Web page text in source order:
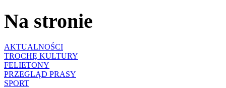
Na stronie
AKTUALNOŚCI
TROCHĘ KULTURY
FELIETONY
PRZEGLĄD PRASY
SPORT